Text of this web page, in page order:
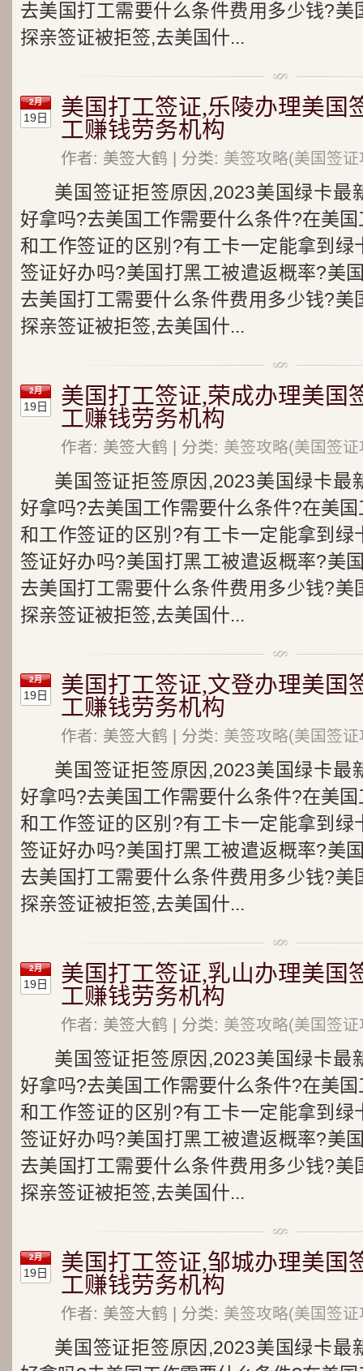
去美国打工需要什么条件费用多少钱?美
探亲签证被拒签,去美国什...
2月
19日
美国打工签证,乐陵办理美国
工赚钱劳务机构
作者: 美签大鹤 | 分类: 美签攻略(美国签证
美国签证拒签原因,2023美国绿卡最
好拿吗?去美国工作需要什么条件?在美
和工作签证的区别?有工卡一定能拿到绿
签证好办吗?美国打黑工被遣返概率?美
去美国打工需要什么条件费用多少钱?美
探亲签证被拒签,去美国什...
2月
19日
美国打工签证,荣成办理美国
工赚钱劳务机构
作者: 美签大鹤 | 分类: 美签攻略(美国签证
美国签证拒签原因,2023美国绿卡最
好拿吗?去美国工作需要什么条件?在美
和工作签证的区别?有工卡一定能拿到绿
签证好办吗?美国打黑工被遣返概率?美
去美国打工需要什么条件费用多少钱?美
探亲签证被拒签,去美国什...
2月
19日
美国打工签证,文登办理美国
工赚钱劳务机构
作者: 美签大鹤 | 分类: 美签攻略(美国签证
美国签证拒签原因,2023美国绿卡最
好拿吗?去美国工作需要什么条件?在美
和工作签证的区别?有工卡一定能拿到绿
签证好办吗?美国打黑工被遣返概率?美
去美国打工需要什么条件费用多少钱?美
探亲签证被拒签,去美国什...
2月
19日
美国打工签证,乳山办理美国
工赚钱劳务机构
作者: 美签大鹤 | 分类: 美签攻略(美国签证
美国签证拒签原因,2023美国绿卡最
好拿吗?去美国工作需要什么条件?在美
和工作签证的区别?有工卡一定能拿到绿
签证好办吗?美国打黑工被遣返概率?美
去美国打工需要什么条件费用多少钱?美
探亲签证被拒签,去美国什...
2月
19日
美国打工签证,邹城办理美国
工赚钱劳务机构
作者: 美签大鹤 | 分类: 美签攻略(美国签证
美国签证拒签原因,2023美国绿卡最